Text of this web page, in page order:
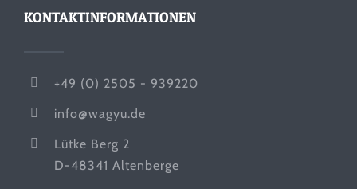
KONTAKTINFORMATIONEN
+49 (0) 2505 - 939220
info@wagyu.de
Lütke Berg 2
D-48341 Altenberge